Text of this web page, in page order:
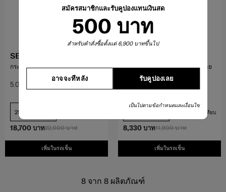
สมัครสมาชิกและรับคูปองแทนเงินสด
500 บาท
สำหรับคำสั่งซื้อตั้งแต่ 6,900 บาทขึ้นไป
รับคูปองเลย
อาจจะทีหลัง
เป็นไปตามข้อกำหนดและเงื่อนไข
22,000 บาท
18,700 บาท
เพิ่มในรถเข็น
SBL RICHMOND II
กระเป๋าเดินทางขนาด 25 นิ้ว TAG
5.0
25 นิ้ว
11,900 บาท
8,330 บาท
เพิ่มในรถเข็น
กระเป๋าเดินทางขนาด 25 นิ้ว ขยาย
ขนาดได้
(54)
เปรียบเทียบ
8 จาก 8 ผลิตภัณฑ์